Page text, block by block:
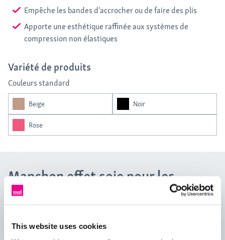
This website uses cookies
Empêche les bandes d’accrocher ou de faire des plis
Apporte une esthétique raffinée aux systèmes de
compression non élastiques
Variété de produits
Couleurs standard
Beige Noir
Rose
Manchon effet soie pour les
vêtements circaid.
non élastiques.Empêche les bandes d’accrocher ou de faire